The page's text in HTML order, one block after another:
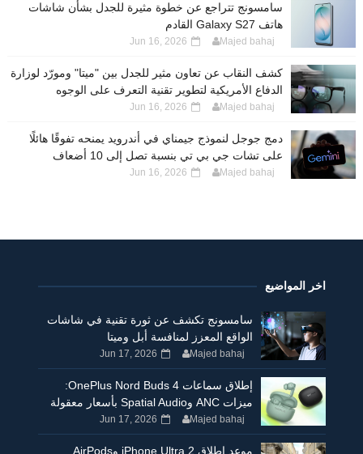
سامسونج تتراجع عن خطوة مثيرة للجدل بشأن شاشات
هاتف Galaxy S27 القادم
Majed bahaj
Jun 16, 2026
كشف النقاب عن تعاون مثير للجدل بين "ميتا" ومورّد لوزارة
الدفاع الأمريكية لتطوير تقنية التعرف على الوجوه
Majed bahaj
Jun 16, 2026
دمج جوجل لنموذج جيمناي في أندرويد يمنحه تفوقًا هائلًا
على تشات جي بي تي بنسبة تصل إلى 10 أضعاف
Majed bahaj
Jun 16, 2026
اخر المواضيع
سامسونج تكشف عن ثورة تقنية في شاشات
الواقع المعزز لمنافسة أبل وميتا
Majed bahaj
Jun 17, 2026
إطلاق سماعات OnePlus Nord Buds 4:
ميزات ANC وSpatial Audio بأسعار معقولة
Majed bahaj
Jun 17, 2026
موعد إطلاق iPhone Ultra 2 وAirPods